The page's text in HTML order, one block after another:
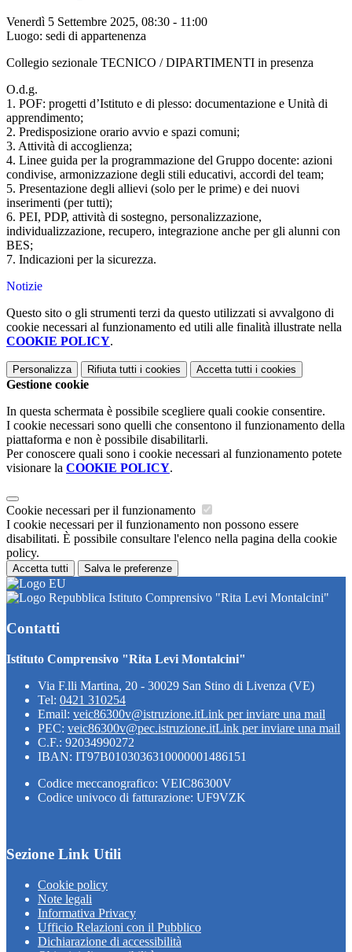
Venerdì 5 Settembre 2025, 08:30 - 11:00
Luogo: sedi di appartenenza
Collegio sezionale TECNICO / DIPARTIMENTI in presenza
O.d.g.
1. POF: progetti d’Istituto e di plesso: documentazione e Unità di
apprendimento;
2. Predisposizione orario avvio e spazi comuni;
3. Attività di accoglienza;
4. Linee guida per la programmazione del Gruppo docente: azioni
condivise, armonizzazione degli stili educativi, accordi del team;
5. Presentazione degli allievi (solo per le prime) e dei nuovi
inserimenti (per tutti);
6. PEI, PDP, attività di sostegno, personalizzazione,
individualizzazione, recupero, integrazione anche per gli alunni con
BES;
7. Indicazioni per la sicurezza.
Notizie
Questo sito o gli strumenti terzi da questo utilizzati si avvalgono di
cookie necessari al funzionamento ed utili alle finalità illustrate nella
COOKIE POLICY.
Personalizza Rifiuta tutti i cookies Accetta tutti i cookies
Gestione cookie
In questa schermata è possibile scegliere quali cookie consentire.
I cookie necessari sono quelli che consentono il funzionamento della
piattaforma e non è possibile disabilitarli.
Per conoscere quali sono i cookie necessari al funzionamento potete
visionare la COOKIE POLICY.
Cookie necessari per il funzionamento
I cookie necessari per il funzionamento non possono essere
disabilitati. È possibile consultare l'elenco nella pagina della cookie
policy.
Accetta tutti Salva le preferenze
Istituto Comprensivo "Rita Levi Montalcini"
Contatti
Istituto Comprensivo "Rita Levi Montalcini"
Via F.lli Martina, 20 - 30029 San Stino di Livenza (VE)
Tel: 0421 310254
Email: veic86300v@istruzione.itLink per inviare una mail
PEC: veic86300v@pec.istruzione.itLink per inviare una mail
C.F.: 92034990272
IBAN: IT97B0103036310000001486151
Codice meccanografico: VEIC86300V
Codice univoco di fatturazione: UF9VZK
Sezione Link Utili
Cookie policy
Note legali
Informativa Privacy
Ufficio Relazioni con il Pubblico
Dichiarazione di accessibilità